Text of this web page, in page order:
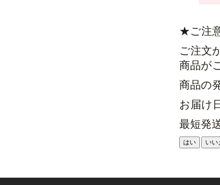
★ご注
ご注文
商品が
商品の
お届け
最短発
はい いい